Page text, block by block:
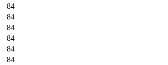
84
84
84
84
84
84